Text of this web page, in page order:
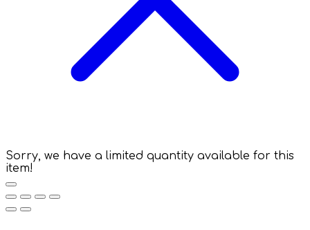
Sorry, we have a limited quantity available for this
item!